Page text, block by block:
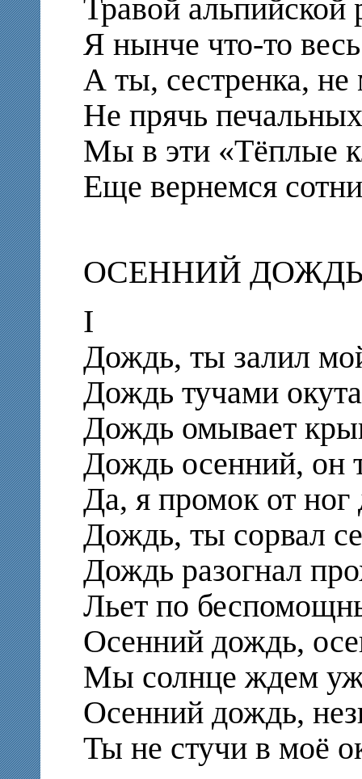
Травой альпийской
Я нынче что-то
А ты, сестренка, не
Не прячь
Мы в эти «Тёплые
Еще вернемся
ОСЕННИЙ
I
Дождь, ты залил
Дождь тучами
Дождь омывает
Дождь осенний, он
Да, я промок от
Дождь, ты сорвал
Дождь разогнал
Льет по
Осенний дождь,
Мы солнце ждем
Осенний дождь,
Ты не стучи в моё